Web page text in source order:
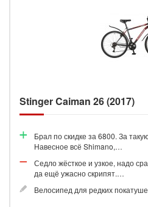
Stinger Caiman 26 (2017)
Брал по скидке за 6800. За
Навесное всё Shimano,…
Седло жёсткое и узкое, надо
да ещё ужасно скрипят.…
Велосипед для редких